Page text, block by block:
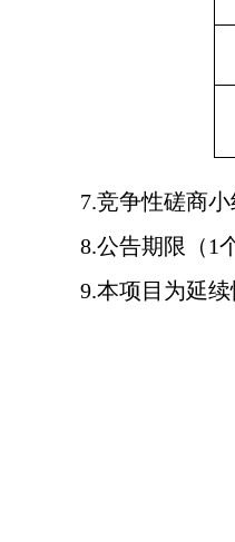
7.竞争性磋商
8.公告期限（1
9.本项目为延